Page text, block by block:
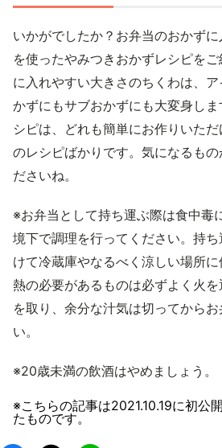
いかがでしたか？お弁当のおかず
を使ったやみつきおかずレシピを
に入れやすい大きさのちくわは、
かずにもサブおかずにも大変身し
シピは、どれも簡単にお作りいた
のレシピばかりです。気になるもの
ださいね。
※お弁当として持ち運ぶ際は食中毒
境下で調理を行ってください。持
けて冷蔵庫やなるべく涼しい場所
熱の必要があるものは必ずよく火
を取り、余分な汁気は切ってから
い。
※20歳未満の飲酒はやめましょう。
※こちらの記事は2021.10.19に初公
たものです。